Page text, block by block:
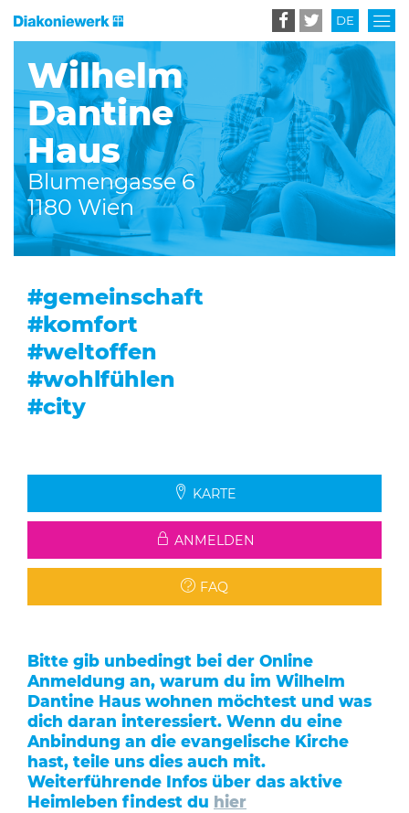
DE
EN
Wilhelm
Dantine
Haus
Blumengasse 6
1180 Wien
#gemeinschaft
#komfort
#weltoffen
#wohlfühlen
#city
KARTE
ANMELDEN
FAQ
Bitte gib unbedingt bei der Online
Anmeldung an, warum du im Wilhelm
Dantine Haus wohnen möchtest und was
dich daran interessiert. Wenn du eine
Anbindung an die evangelische Kirche
hast, teile uns dies auch mit.
Weiterführende Infos über das aktive
Heimleben findest du hier